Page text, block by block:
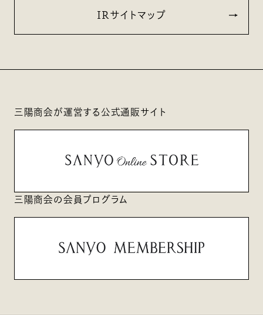
IRサイトマップ
三陽商会が運営する公式通販サイト
三陽商会の会員プログラム